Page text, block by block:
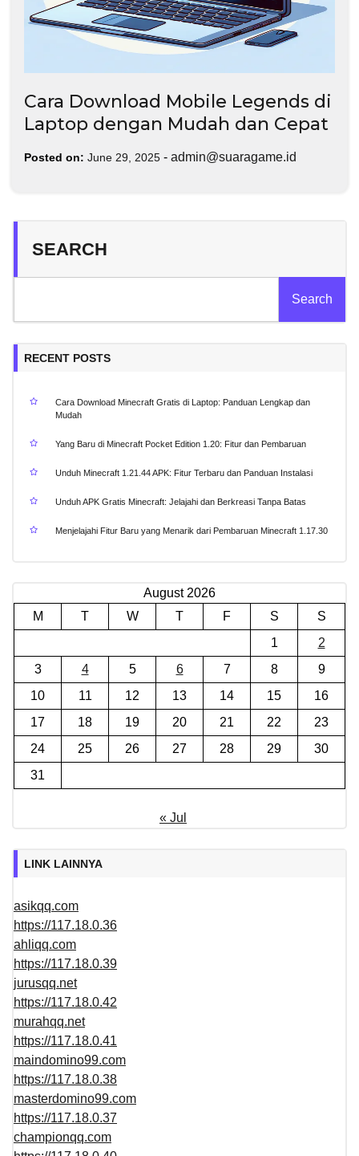
Cara Download Mobile Legends di
Laptop dengan Mudah dan Cepat
Posted on: June 29, 2025 - admin@suaragame.id
SEARCH
Search
RECENT POSTS
Cara Download Minecraft Gratis di Laptop: Panduan Lengkap dan
Mudah
Yang Baru di Minecraft Pocket Edition 1.20: Fitur dan Pembaruan
Unduh Minecraft 1.21.44 APK: Fitur Terbaru dan Panduan Instalasi
Unduh APK Gratis Minecraft: Jelajahi dan Berkreasi Tanpa Batas
Menjelajahi Fitur Baru yang Menarik dari Pembaruan Minecraft 1.17.30
August 2026
M
T W T F S
S
1
2
3
4 5 6 7 8
9
10
11 12 13 14 15
16
17
18 19 20 21 22
23
24
25 26 27 28 29
30
31
« Jul
LINK LAINNYA
asikqq.com
https://117.18.0.36
ahliqq.com
https://117.18.0.39
jurusqq.net
https://117.18.0.42
murahqq.net
https://117.18.0.41
maindomino99.com
https://117.18.0.38
masterdomino99.com
https://117.18.0.37
championqq.com